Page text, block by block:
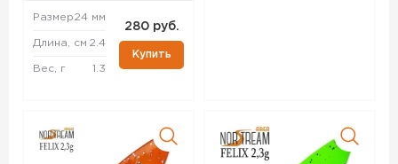
Размер24 мм
Длина, см 2.4
Вес, г 1.3
280 руб.
Купить